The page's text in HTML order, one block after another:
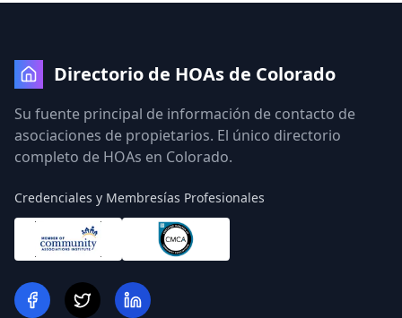
Directorio de HOAs de Colorado
Su fuente principal de información de contacto de
asociaciones de propietarios. El único directorio
completo de HOAs en Colorado.
Credenciales y Membresías Profesionales